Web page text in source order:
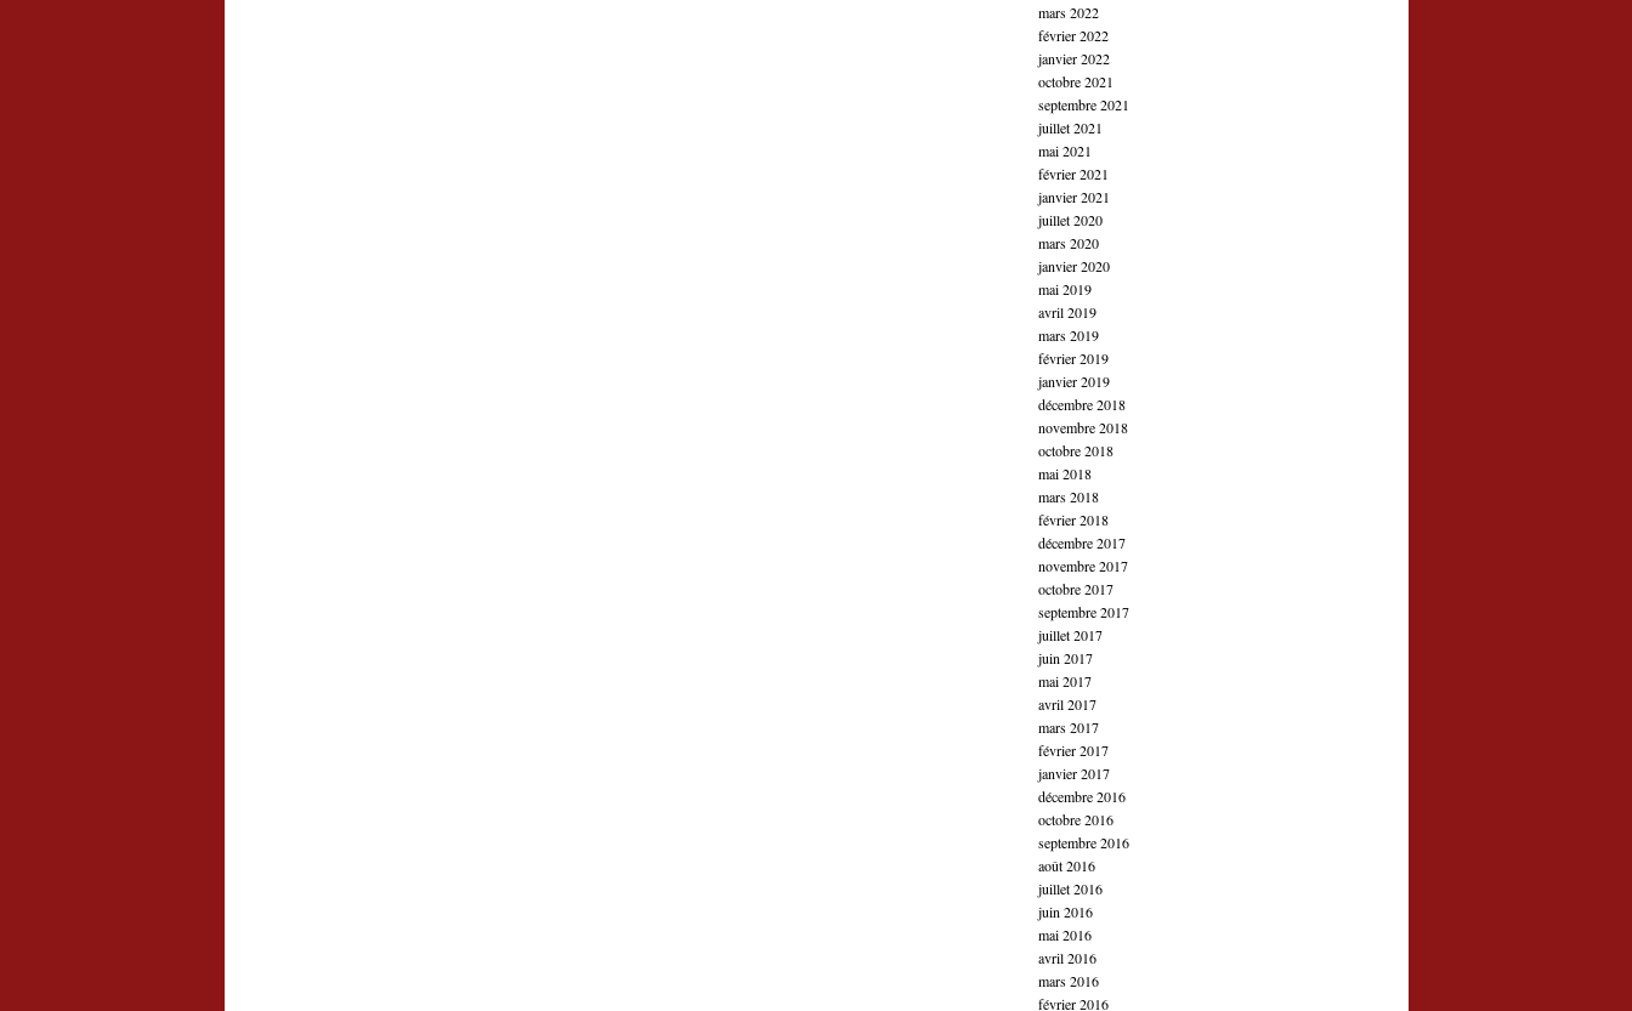
mars 2022
février 2022
janvier 2022
octobre 2021
septembre 2021
juillet 2021
mai 2021
février 2021
janvier 2021
juillet 2020
mars 2020
janvier 2020
mai 2019
avril 2019
mars 2019
février 2019
janvier 2019
décembre 2018
novembre 2018
octobre 2018
mai 2018
mars 2018
février 2018
décembre 2017
novembre 2017
octobre 2017
septembre 2017
juillet 2017
juin 2017
mai 2017
avril 2017
mars 2017
février 2017
janvier 2017
décembre 2016
octobre 2016
septembre 2016
août 2016
juillet 2016
juin 2016
mai 2016
avril 2016
mars 2016
février 2016